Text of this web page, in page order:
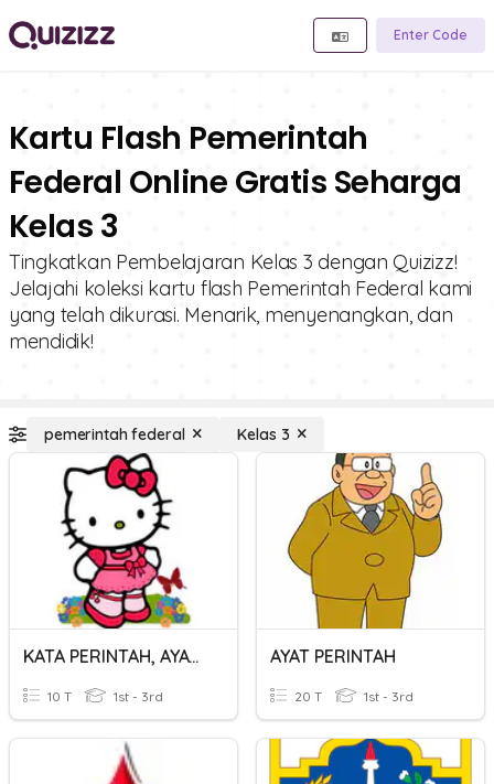
Enter Code
Kartu Flash Pemerintah
Federal Online Gratis Seharga
Kelas 3
Tingkatkan Pembelajaran Kelas 3 dengan Quizizz!
Jelajahi koleksi kartu flash Pemerintah Federal kami
yang telah dikurasi. Menarik, menyenangkan, dan
mendidik!
pemerintah federal Kelas 3
KATA PERINTAH, AYAT PERINTAH
10 T 1st - 3rd
AYAT PERINTAH
20 T 1st - 3rd